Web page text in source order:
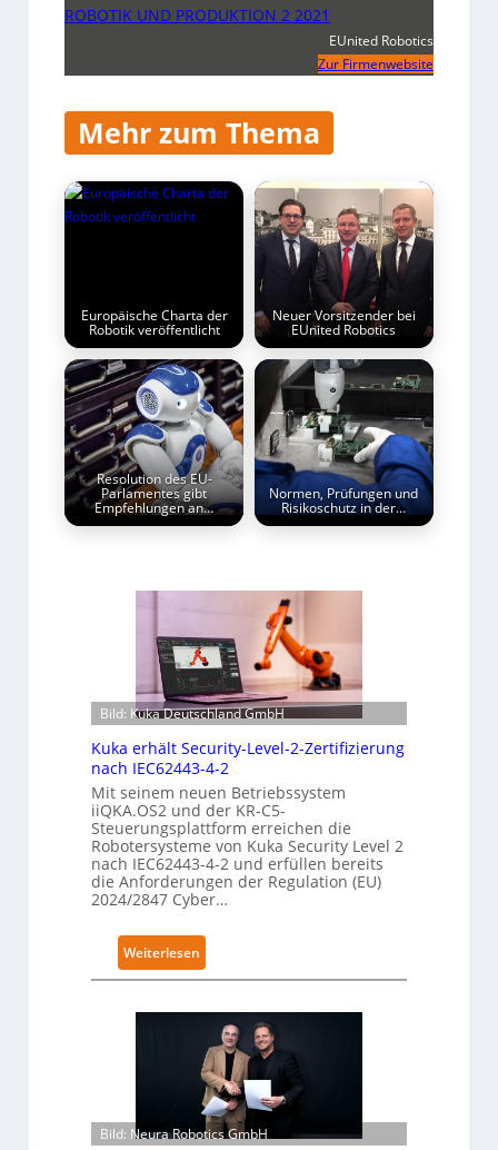
ROBOTIK UND PRODUKTION 2 2021
EUnited Robotics
Zur Firmenwebsite
Mehr zum Thema
Europäische Charta der
Robotik veröffentlicht
Neuer Vorsitzender bei
EUnited Robotics
Resolution des EU-
Parlamentes gibt
Empfehlungen an…
Normen, Prüfungen und
Risikoschutz in der…
Bild: Kuka Deutschland GmbH
Kuka erhält Security-Level-2-Zertifizierung
nach IEC62443-4-2
Mit seinem neuen Betriebssystem
iiQKA.OS2 und der KR-C5-
Steuerungsplattform erreichen die
Robotersysteme von Kuka Security Level 2
nach IEC62443-4-2 und erfüllen bereits
die Anforderungen der Regulation (EU)
2024/2847 Cyber…
Weiterlesen
K
e
r
h
ä
Bild: Neura Robotics GmbH